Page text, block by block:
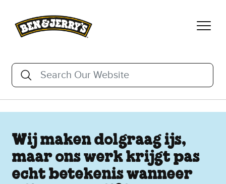
Search Our Website
Wij maken dolgraag ijs,
maar ons werk krijgt pas
echt betekenis wanneer